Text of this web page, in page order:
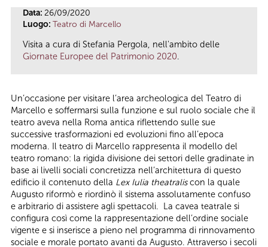
Data: 26/09/2020
Luogo: Teatro di Marcello
Visita a cura di Stefania Pergola, nell'ambito delle
Giornate Europee del Patrimonio 2020.
Un’occasione per visitare l’area archeologica del Teatro di
Marcello e soffermarsi sulla funzione e sul ruolo sociale che il
teatro aveva nella Roma antica riflettendo sulle sue
successive trasformazioni ed evoluzioni fino all’epoca
moderna. Il teatro di Marcello rappresenta il modello del
teatro romano: la rigida divisione dei settori delle gradinate in
base ai livelli sociali concretizza nell’architettura di questo
edificio il contenuto della Lex Iulia theatraliscon la quale
Augusto riformò e riordinò il sistema assolutamente confuso
e arbitrario di assistere agli spettacoli. La cavea teatrale si
configura così come la rappresentazione dell’ordine sociale
vigente e si inserisce a pieno nel programma di rinnovamento
sociale e morale portato avanti da Augusto. Attraverso i secoli